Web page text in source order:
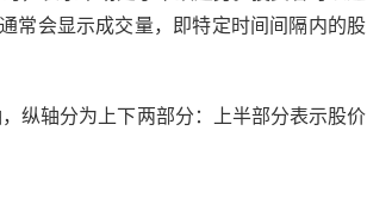
常会显示成交量，即特定时间间隔内的股
纵轴分为上下两部分：上半部分表示股价